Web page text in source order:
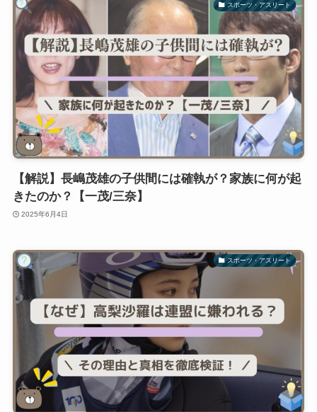
スポーツ・アスリート
【解説】長嶋茂雄の子供間には確執が？家族に何が起
きたのか？【一茂/三奈】
2025年6月4日
スポーツ・アスリート